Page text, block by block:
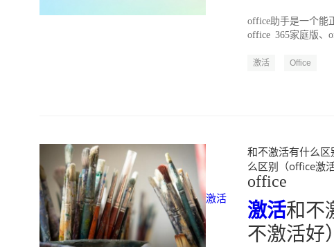
office助手是一个能
office 365家庭版、
激活 Office
激活
和不激活有什么
么区别（office激
office
激活和不
不激活好）